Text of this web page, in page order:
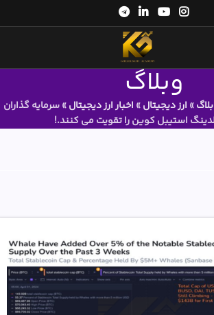
وبلاگ
» ارز دیجیتال» اخبار ارز دیجیتال»سرمایه گذاران
استیبل کوین را تقویت می کنند.!